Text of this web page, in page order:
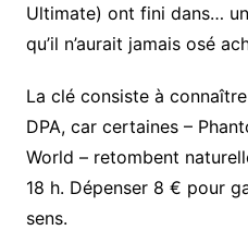
Ultimate) ont fini dans…
qu’il n’aurait jamais osé
La clé consiste à
DPA, car certaines –
World – retombent
18 h. Dépenser 8 € pour
sens.